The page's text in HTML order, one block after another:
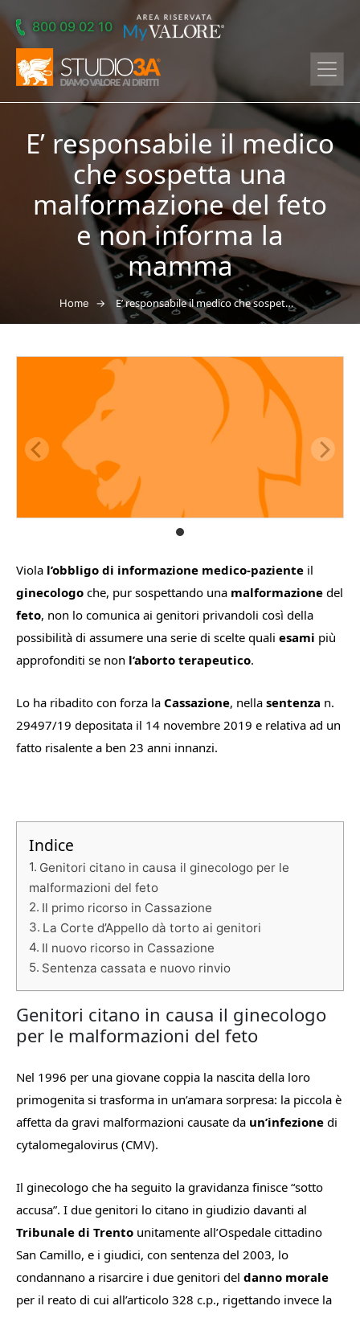
800 09 02 10
E’ responsabile il medico
che sospetta una
malformazione del feto
e non informa la
mamma
Home → E’ responsabile il medico che sospetta una malformazione del feto e non informa la mamma
Viola l’obbligo di informazione medico-paziente il
ginecologo che, pur sospettando una malformazione del
feto, non lo comunica ai genitori privandoli così della
possibilità di assumere una serie di scelte quali esami più
approfonditi se non l’aborto terapeutico.
Lo ha ribadito con forza la Cassazione, nella sentenza n.
29497/19 depositata il 14 novembre 2019 e relativa ad un
fatto risalente a ben 23 anni innanzi.
Indice
Genitori citano in causa il ginecologo per le
malformazioni del feto
Il primo ricorso in Cassazione
La Corte d’Appello dà torto ai genitori
Il nuovo ricorso in Cassazione
Sentenza cassata e nuovo rinvio
Genitori citano in causa il ginecologo
per le malformazioni del feto
Nel 1996 per una giovane coppia la nascita della loro
primogenita si trasforma in un’amara sorpresa: la piccola è
affetta da gravi malformazioni causate da un’infezione di
cytalomegalovirus (CMV).
Il ginecologo che ha seguito la gravidanza finisce “sotto
accusa”. I due genitori lo citano in giudizio davanti al
Tribunale di Trento unitamente all’Ospedale cittadino
San Camillo, e i giudici, con sentenza del 2003, lo
condannano a risarcire i due genitori del danno morale
per il reato di cui all’articolo 328 c.p., rigettando invece la